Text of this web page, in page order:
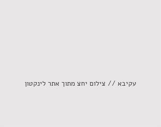
עקיבא // צילום יחצ מתוך אתר לינקטון